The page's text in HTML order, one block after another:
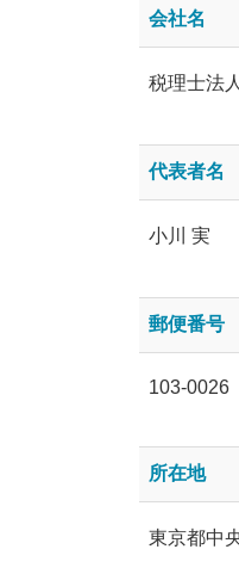
会社名
税理士法
代表者名
小川 実
郵便番号
103-0026
所在地
東京都中